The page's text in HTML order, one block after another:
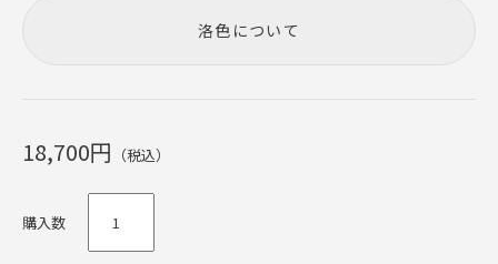
洛色について
18,700円 （税込）
購入数